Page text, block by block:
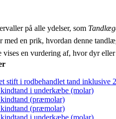
på alle ydelser, som
med en prik, hvordan denne
vises en vurdering af, hvor dyr
stift i rodbehandlet tand inklusive
i underkæbe (molar)
(præmolar)
(præmolar)
i underkæbe (molar)